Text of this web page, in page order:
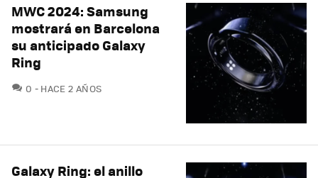
MWC 2024: Samsung
mostrará en Barcelona
su anticipado Galaxy
Ring
0 COMENTARIOS
HACE 2 AÑOS
Galaxy Ring: el anillo